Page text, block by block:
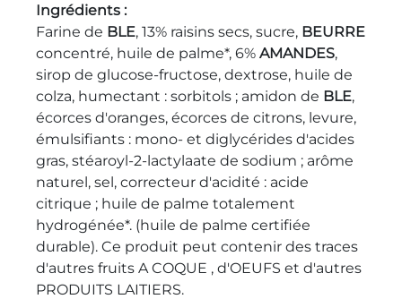
Ingrédients
Farine de BLE, 13% raisins secs, sucre, BEURRE
concentré, huile de palme*, 6% AMANDES,
sirop de glucose-fructose, dextrose, huile de
colza, humectant : sorbitols ; amidon de BLE,
écorces d'oranges, écorces de citrons, levure,
émulsifiants : mono- et diglycérides d'acides
gras, stéaroyl-2-lactylaate de sodium ; arôme
naturel, sel, correcteur d'acidité : acide
citrique ; huile de palme totalement
hydrogénée*. (huile de palme certifiée
durable). Ce produit peut contenir des traces
d'autres fruits A COQUE , d'OEUFS et d'autres
PRODUITS LAITIERS.